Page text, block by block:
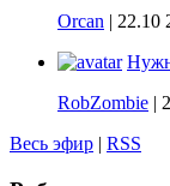
Orcan | 22.10
RobZombie |
Весь эфир | RSS